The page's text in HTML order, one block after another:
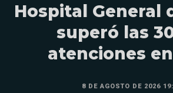
Hospital General
superó las
atenciones
8 DE AGOSTO DE 2026